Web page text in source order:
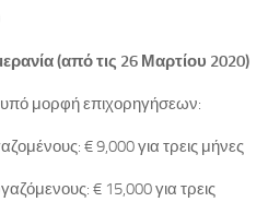
(από τις 26 Μαρτίου 2020)
μορφή επιχορηγήσεων:
€ 9,000 για τρεις μήνες
€ 15,000 για τρεις